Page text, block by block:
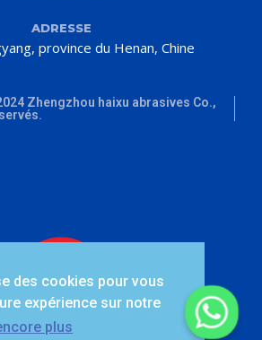
des cookies pour vous
expérience sur notre
plus
ADRESSE
province du Henan, Chine
Zhengzhou haixu abrasives Co.,